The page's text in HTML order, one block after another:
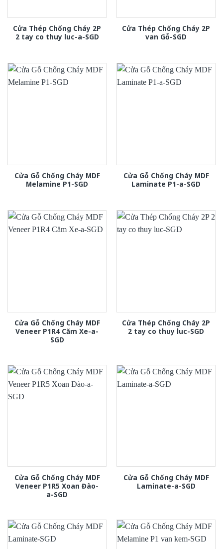
Cửa Thép Chống Cháy 2P
2 tay co thuy luc-a-SGD
Cửa Thép Chống Cháy 2P
van Gỗ-SGD
Cửa Gỗ Chống Cháy MDF
Melamine P1-SGD
Cửa Gỗ Chống Cháy MDF
Laminate P1-a-SGD
Cửa Gỗ Chống Cháy MDF
Veneer P1R4 Căm Xe-a-
SGD
Cửa Thép Chống Cháy 2P
2 tay co thuy luc-SGD
Cửa Gỗ Chống Cháy MDF
Veneer P1R5 Xoan Đào-
a-SGD
Cửa Gỗ Chống Cháy MDF
Laminate-a-SGD